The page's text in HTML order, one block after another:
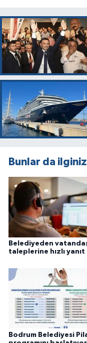
Bunlar da
Belediyeden
taleplerine hızlı yanıt
Bodrum Belediyesi